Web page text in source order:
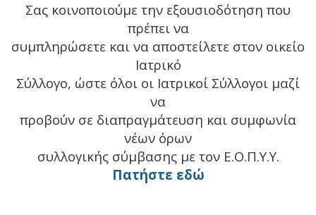
Σας κοινοποιούμε την εξουσιοδότηση που
πρέπει να
συμπληρώσετε και να αποστείλετε στον οικείο
Ιατρικό
Σύλλογο, ώστε όλοι οι Ιατρικοί Σύλλογοι μαζί
να
προβούν σε διαπραγμάτευση και συμφωνία
νέων όρων
συλλογικής σύμβασης με τον Ε.Ο.Π.Υ.Υ.
Πατήστε εδώ